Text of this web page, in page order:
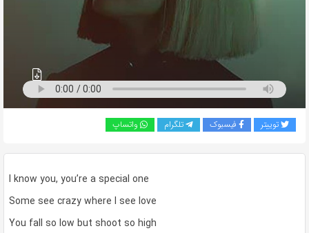
توییتر فیسبوک تلگرام واتساپ
I know you, you’re a special one
Some see crazy where I see love
You fall so low but shoot so high